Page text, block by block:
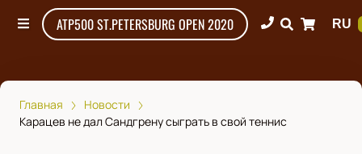
ATP500 ST.PETERSBURG OPEN 2020 RU
Главная
Новости
Карацев не дал Сандгрену сыграть в свой теннис